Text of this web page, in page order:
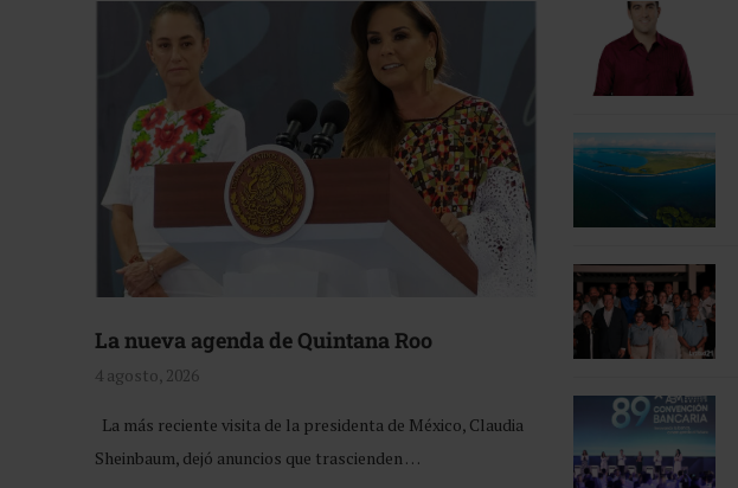
La nueva agenda de Quintana Roo
4 agosto, 2026
La más reciente visita de la presidenta de México, Claudia
Sheinbaum, dejó anuncios que trascienden …